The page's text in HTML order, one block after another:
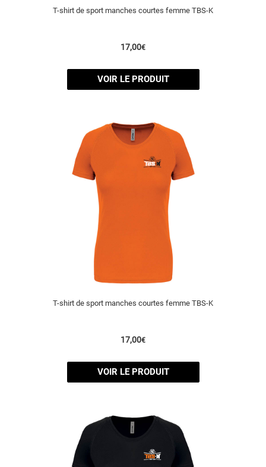
T-shirt de sport manches courtes femme TBS-K
17,00€
VOIR LE PRODUIT
T-shirt de sport manches courtes femme TBS-K
17,00€
VOIR LE PRODUIT